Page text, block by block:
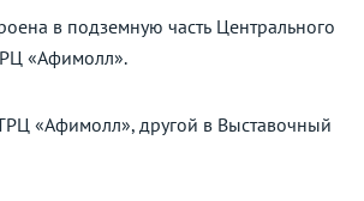
в подземную часть Центрального
«Афимолл».
«Афимолл», другой в Выставочный